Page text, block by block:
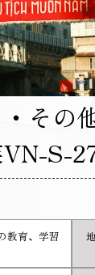
その
S-
教育、学習